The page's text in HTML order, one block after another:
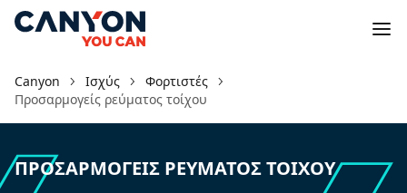
Canyon Ισχύς
Φορτιστές
Προσαρμογείς ρεύματος τοίχου
ΠΡΟΣΑΡΜΟΓΕΊΣ ΡΕΎΜΑΤΟΣ ΤΟΊΧΟΥ